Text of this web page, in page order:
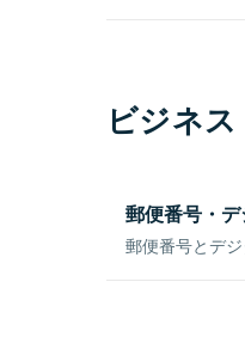
ビジネ
郵便番号・
郵便番号とデ